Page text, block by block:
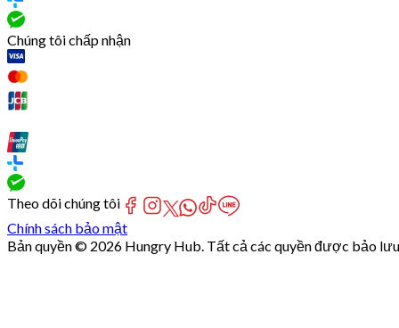
Chúng tôi chấp nhận
Theo dõi chúng tôi
Chính sách bảo mật
Bản quyền © 2026 Hungry Hub. Tất cả các quyền được bảo